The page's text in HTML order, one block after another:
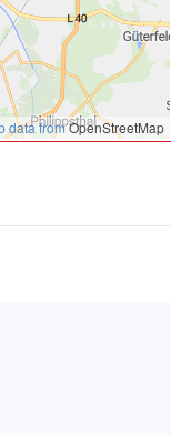
data fromOpenStreetMap